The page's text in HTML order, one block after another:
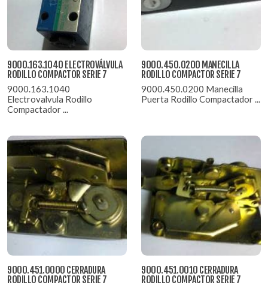
9000.163.1040 ELECTROVÁLVULA
RODILLO COMPACTOR SERIE 7
9000.163.1040
Electrovalvula Rodillo
Compactador ...
9000.450.0200 MANECILLA
RODILLO COMPACTOR SERIE 7
9000.450.0200 Manecilla
Puerta Rodillo Compactador ...
9000.451.0000 CERRADURA
RODILLO COMPACTOR SERIE 7
9000.451.0010 CERRADURA
RODILLO COMPACTOR SERIE 7